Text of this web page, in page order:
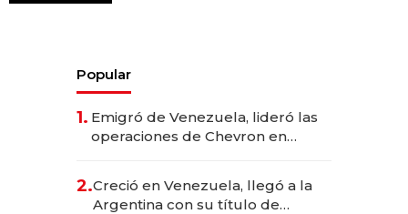
Popular
1. Emigró de Venezuela, lideró las
operaciones de Chevron en
2.Creció en Venezuela, llegó a la
Argentina con su título de